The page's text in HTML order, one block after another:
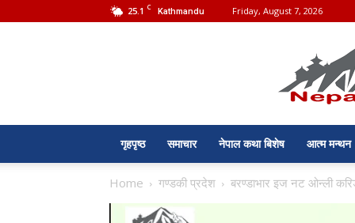
25.1 C Kathmandu Friday, August 7, 2026
गृहपृष्ठ समाचार नेपाल कथा बिशेष आत्म मन्थन
Home गण्डकी प्रदेश बरण्डाभार इज नट ओन्ली